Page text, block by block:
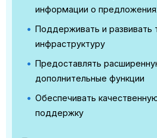
информации о
Поддерживать и развивать
инфраструктуру
Предоставлять
дополнительные функции
Обеспечивать
поддержку